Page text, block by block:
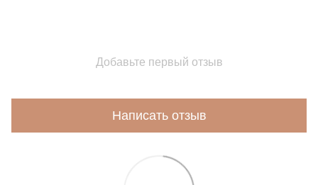
Добавьте первый отзыв
Написать отзыв